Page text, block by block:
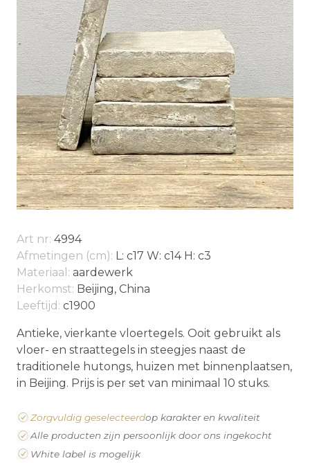
Art nr: 4994
Afmetingen (cm): L: c17 W: c14 H: c3
Materiaal: aardewerk
Herkomst: Beijing, China
Leeftijd: c1900
Antieke, vierkante vloertegels. Ooit gebruikt als
vloer- en straattegels in steegjes naast de
traditionele hutongs, huizen met binnenplaatsen,
in Beijing. Prijs is per set van minimaal 10 stuks.
Zorgvuldig geselecteerdop karakter en kwaliteit
Alle producten zijn persoonlijk door ons ingekocht
White label is mogelijk